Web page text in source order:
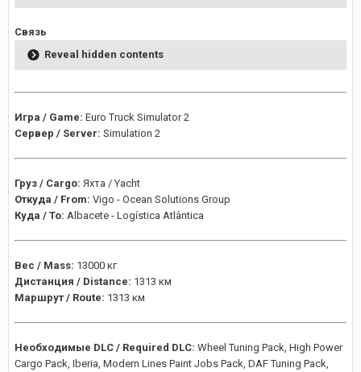
Связь
Reveal hidden contents
Игра / Game: Euro Truck Simulator 2
Сервер / Server: Simulation 2
Груз / Cargo: Яхта / Yacht
Откуда / From: Vigo - Ocean Solutions Group
Куда / To: Albacete - Logística Atlântica
Вес / Mass: 13000 кг
Дистанция / Distance: 1313 км
Маршрут / Route: 1313 км
Необходимые DLC / Required DLC: Wheel Tuning Pack, High Power
Cargo Pack, Iberia, Modern Lines Paint Jobs Pack, DAF Tuning Pack,